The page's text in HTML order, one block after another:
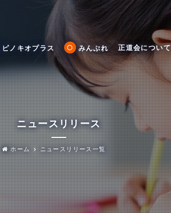
ピノキオプラス みんぷれ 正道会について
ニュースリリース
ホーム ニュースリリース一覧